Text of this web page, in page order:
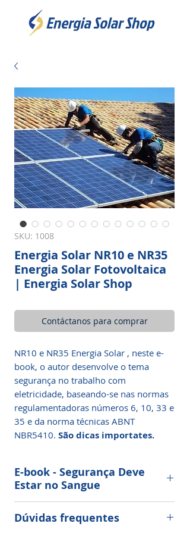
SKU: 1008
Energia Solar NR10 e NR35
Energia Solar Fotovoltaica
| Energia Solar Shop
Contáctanos para comprar
NR10 e NR35 Energia Solar , neste e-
book, o autor desenvolve o tema
segurança no trabalho com
eletricidade, baseando-se nas normas
regulamentadoras números 6, 10, 33 e
35 e da norma técnicas ABNT
NBR5410. São dicas importates.
E-book - Segurança Deve
Estar no Sangue
Compra 100% segura! Receba
Dúvidas frequentes